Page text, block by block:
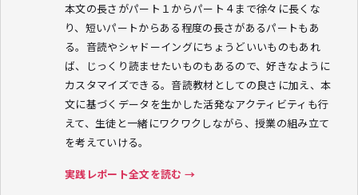
本文の長さがパート１からパート４まで徐々に長くな
り、短いパートからある程度の長さがあるパートもあ
る。音読やシャドーイングにちょうどいいものもあれ
ば、じっくり読ませたいものもあるので、好きなように
カスタマイズできる。音読教材としての良さに加え、本
文に基づくデータを生かした活発なアクティビティも行
えて、生徒と一緒にワクワクしながら、授業の組み立て
を考えていける。
実践レポート全文を読む →